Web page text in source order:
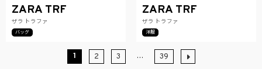
ZARA TRF
ザラ トラファ
バッグ
ZARA TRF
ザラ トラファ
洋服
1 2 3 … 39